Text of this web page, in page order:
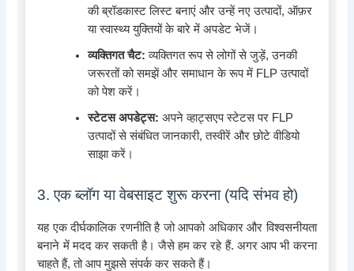
की ब्रॉडकास्ट लिस्ट बनाएं और उन्हें नए उत्पादों, ऑफ़र
या स्वास्थ्य युक्तियों के बारे में अपडेट भेजें।
व्यक्तिगत चैट: व्यक्तिगत रूप से लोगों से जुड़ें, उनकी
जरूरतों को समझें और समाधान के रूप में FLP उत्पादों
को पेश करें।
स्टेटस अपडेट्स: अपने व्हाट्सएप स्टेटस पर FLP
उत्पादों से संबंधित जानकारी, तस्वीरें और छोटे वीडियो
साझा करें।
3. एक ब्लॉग या वेबसाइट शुरू करना (यदि संभव हो)
यह एक दीर्घकालिक रणनीति है जो आपको अधिकार और विश्वसनीयता
बनाने में मदद कर सकती है। जैसे हम कर रहे हैं. अगर आप भी करना
चाहते हैं, तो आप मुझसे संपर्क कर सकते हैं।